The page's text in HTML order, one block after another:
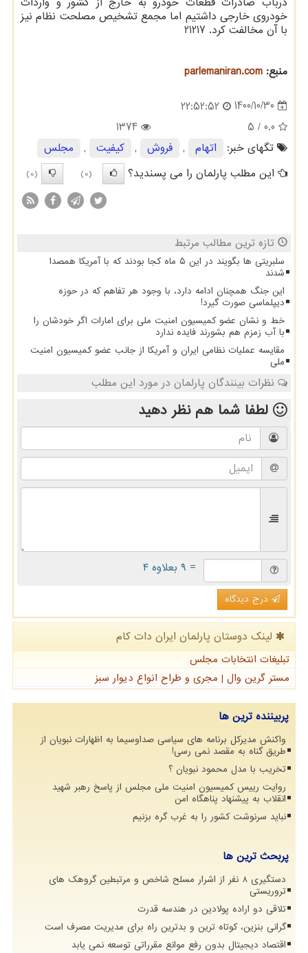
خودروی خارجی داشتیم اما مجمع تشخیص مصلحت نظام نیز
با آن مخالفت کرد. 21217
منبع: parlemaniran.com
1400/10/30
22:52:52
0.0
/ 5
1374
تگهای خبر:
اتهام , فروش , كیفیت ,
مجلس
این مطلب پارلمان را می پسندید؟
(0)
(0)
تازه ترین مطالب مرتبط
سلبریتی ها بگویند در این ۵ ماه کجا بودند که با آمریکا همصدا
شدند
این جنگ همچنان ادامه دارد، با وجود هر تفاهم که در حوزه
دیپلماسی صورت گیرد!
خط و نشان عضو کمیسیون امنیت ملی برای امارات اگر خودشان را
با آب زمزم هم بشورند فایده ندارد
مقایسه عملیات نظامی ایران و آمریکا از جانب عضو کمیسیون امنیت
ملی
نظرات بینندگان پارلمان در مورد این مطلب
لطفا شما همنظر دهید
= ۹ بعلاوه ۴
درج دیدگاه
لینک دوستان پارلمان ایران دات كام
تبلیغات انتخابات مجلس
مستر گرین وال | مجری و طراح انواع دیوار سبز
پربیننده ترین ها
واکنش مدیرکل برنامه های سیاسی صداوسیما به اظهارات نبویان از
طریق گناه به مقصد نمی رسی!
تخریب با مدل محمود نبویان ؟
روایت رییس کمیسیون امنیت ملی مجلس از پاسخ رهبر شهید
انقلاب به پیشنهاد پناهگاه امن
نباید سرنوشت کشور را به غرب گره بزنیم
پربحث ترین ها
دستگیری 8 نفر از اشرار مسلح شاخص و مرتبطین گروهک های
تروریستی
تلاقی دو اراده پولادین در هندسه قدرت
گرانی بنزین، کوتاه ترین و بدترین راه برای مدیریت مصرف است
اقتصاد دیجیتال بدون رفع موانع مقرراتی توسعه نمی یابد